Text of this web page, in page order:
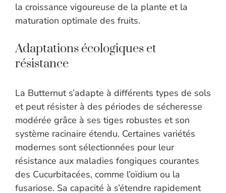
la croissance vigoureuse de la plante et la
maturation optimale des fruits.
Adaptations écologiques et
résistance
La Butternut s’adapte à différents types de sols
et peut résister à des périodes de sécheresse
modérée grâce à ses tiges robustes et son
système racinaire étendu. Certaines variétés
modernes sont sélectionnées pour leur
résistance aux maladies fongiques courantes
des Cucurbitacées, comme l’oïdium ou la
fusariose. Sa capacité à s’étendre rapidement